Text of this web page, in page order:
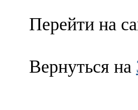
Перейти на
Вернуться на